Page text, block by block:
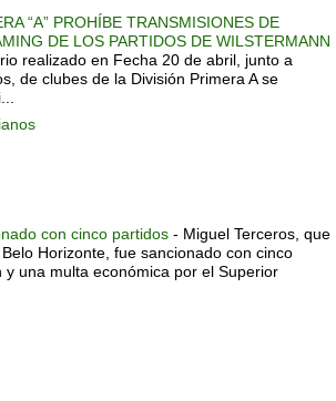
“A” PROHÍBE TRANSMISIONES DE
DE LOS PARTIDOS DE WILSTERMANN
realizado en Fecha 20 de abril, junto a
de clubes de la División Primera A se
con cinco partidos - Miguel Terceros, que
Horizonte, fue sancionado con cinco
y una multa económica por el Superior